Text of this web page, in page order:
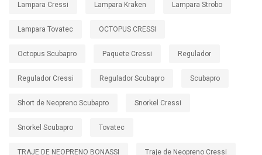
Lampara Cressi Lampara Kraken Lampara Strobo
Lampara Tovatec OCTOPUS CRESSI
Octopus Scubapro Paquete Cressi Regulador
Regulador Cressi Regulador Scubapro Scubapro
Short de Neopreno Scubapro Snorkel Cressi
Snorkel Scubapro Tovatec
TRAJE DE NEOPRENO BONASSI Traje de Neopreno Cressi